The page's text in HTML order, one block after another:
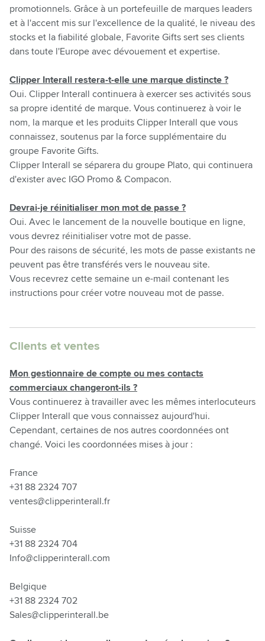
promotionnels. Grâce à un portefeuille de marques leaders
et à l'accent mis sur l'excellence de la qualité, le niveau des
stocks et la fiabilité globale, Favorite Gifts sert ses clients
dans toute l'Europe avec dévouement et expertise.
Clipper Interall restera-t-elle une marque distincte ?
Oui. Clipper Interall continuera à exercer ses activités sous
sa propre identité de marque. Vous continuerez à voir le
nom, la marque et les produits Clipper Interall que vous
connaissez, soutenus par la force supplémentaire du
groupe Favorite Gifts.
Clipper Interall se séparera du groupe Plato, qui continuera
d'exister avec IGO Promo & Compacon.
Devrai-je réinitialiser mon mot de passe ?
Oui. Avec le lancement de la nouvelle boutique en ligne,
vous devrez réinitialiser votre mot de passe.
Pour des raisons de sécurité, les mots de passe existants ne
peuvent pas être transférés vers le nouveau site.
Vous recevrez cette semaine un e-mail contenant les
instructions pour créer votre nouveau mot de passe.
Clients et ventes
Mon gestionnaire de compte ou mes contacts
commerciaux changeront-ils ?
Vous continuerez à travailler avec les mêmes interlocuteurs
Clipper Interall que vous connaissez aujourd'hui.
Cependant, certaines de nos autres coordonnées ont
changé. Voici les coordonnées mises à jour :
France
+31 88 2324 707
ventes@clipperinterall.fr
Suisse
+31 88 2324 704
Info@clipperinterall.com
Belgique
+31 88 2324 702
Sales@clipperinterall.be